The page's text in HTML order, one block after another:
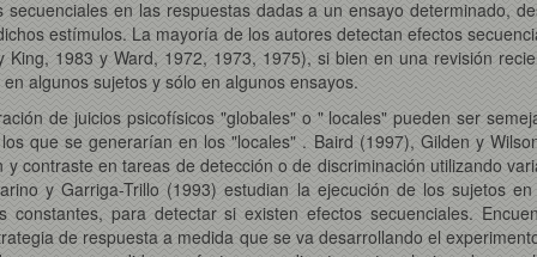
en las respuestas dadas a un ensayo determinado,
estímulos. La mayoría de los autores detectan efectos
1983 y Ward, 1972, 1973, 1975), si bien en una revisión
algunos sujetos y sólo en algunos ensayos.
de juicios psicofísicos "globales" o " locales" pueden ser
que se generarían en los "locales" . Baird (1997), Gilden y
contraste en tareas de detección o de discriminación utilizando
y Garriga-Trillo (1993) estudian la ejecución de los sujetos
para detectar si existen efectos secuenciales.
de respuesta a medida que se va desarrollando el